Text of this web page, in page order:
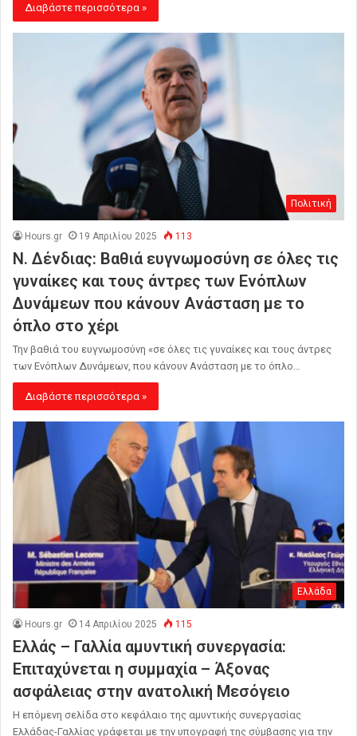
Διαβάστε περισσότερα »
Πολιτική
Hours.gr 19 Απριλίου 2025 113
Ν. Δένδιας: Βαθιά ευγνωμοσύνη σε όλες τις
γυναίκες και τους άντρες των Ενόπλων
Δυνάμεων που κάνουν Ανάσταση με το
όπλο στο χέρι
Την βαθιά του ευγνωμοσύνη «σε όλες τις γυναίκες και τους άντρες
των Ενόπλων Δυνάμεων, που κάνουν Ανάσταση με το όπλο…
Διαβάστε περισσότερα »
Ελλάδα
Hours.gr 14 Απριλίου 2025 115
Ελλάς – Γαλλία αμυντική συνεργασία:
Επιταχύνεται η συμμαχία – Άξονας
ασφάλειας στην ανατολική Μεσόγειο
Η επόμενη σελίδα στο κεφάλαιο της αμυντικής συνεργασίας
Ελλάδας-Γαλλίας γράφεται με την υπογραφή της σύμβασης για την